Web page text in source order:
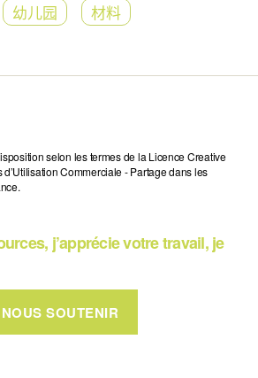
幼儿园 材料
selon les termes de la Licence Creative
Commerciale - Partage dans les
j’apprécie votre travail, je
NOUS SOUTENIR